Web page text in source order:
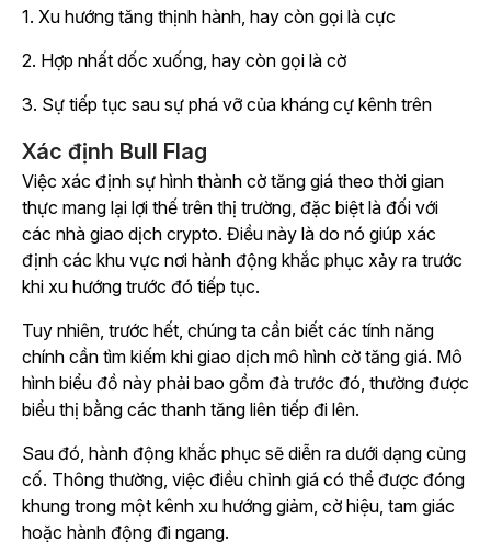
1. Xu hướng tăng thịnh hành, hay còn gọi là cực
2. Hợp nhất dốc xuống, hay còn gọi là cờ
3. Sự tiếp tục sau sự phá vỡ của kháng cự kênh trên
Xác định Bull Flag
Việc xác định sự hình thành cờ tăng giá theo thời gian
thực mang lại lợi thế trên thị trường, đặc biệt là đối với
các nhà giao dịch crypto. Điều này là do nó giúp xác
định các khu vực nơi hành động khắc phục xảy ra trước
khi xu hướng trước đó tiếp tục.
Tuy nhiên, trước hết, chúng ta cần biết các tính năng
chính cần tìm kiếm khi giao dịch mô hình cờ tăng giá. Mô
hình biểu đồ này phải bao gồm đà trước đó, thường được
biểu thị bằng các thanh tăng liên tiếp đi lên.
Sau đó, hành động khắc phục sẽ diễn ra dưới dạng củng
cố. Thông thường, việc điều chỉnh giá có thể được đóng
khung trong một kênh xu hướng giảm, cờ hiệu, tam giác
hoặc hành động đi ngang.